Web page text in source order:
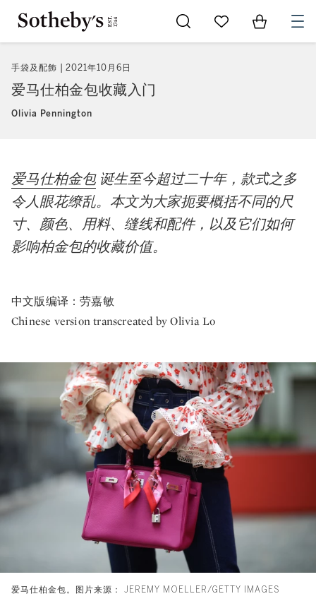
Go to My Favorites
Items in
手袋及配飾 2021年10月6日
爱马仕柏金包收藏入门
Olivia Pennington
爱马仕柏金包 诞生至今超过二十年，款式之多
令人眼花缭乱。本文为大家扼要概括不同的尺
寸、颜色、用料、缝线和配件，以及它们如何
影响柏金包的收藏价值。
中文版编译：劳嘉敏
Chinese version transcreated by Olivia Lo
爱马仕柏金包。图片来源： JEREMY MOELLER/GETTY IMAGES